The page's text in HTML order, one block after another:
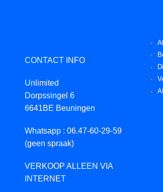
CONTACT INFO
Unlimited
Dorpssingel 6
6641BE Beuningen
Whatsapp : 06.47-60-29-59
(geen spraak)
VERKOOP ALLEEN VIA
INTERNET